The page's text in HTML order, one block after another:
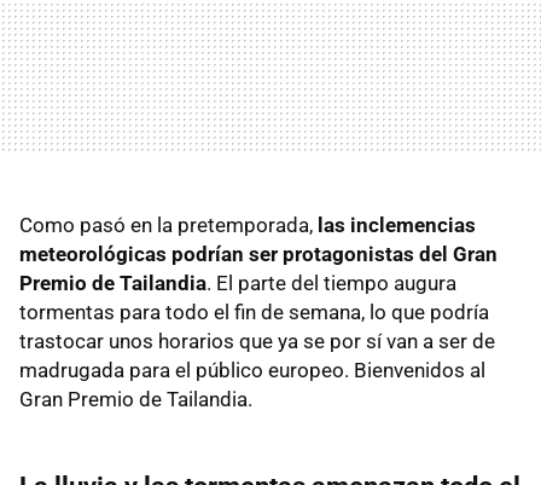
Como pasó en la pretemporada, las inclemencias
meteorológicas podrían ser protagonistas del Gran
Premio de Tailandia. El parte del tiempo augura
tormentas para todo el fin de semana, lo que podría
trastocar unos horarios que ya se por sí van a ser de
madrugada para el público europeo. Bienvenidos al
Gran Premio de Tailandia.